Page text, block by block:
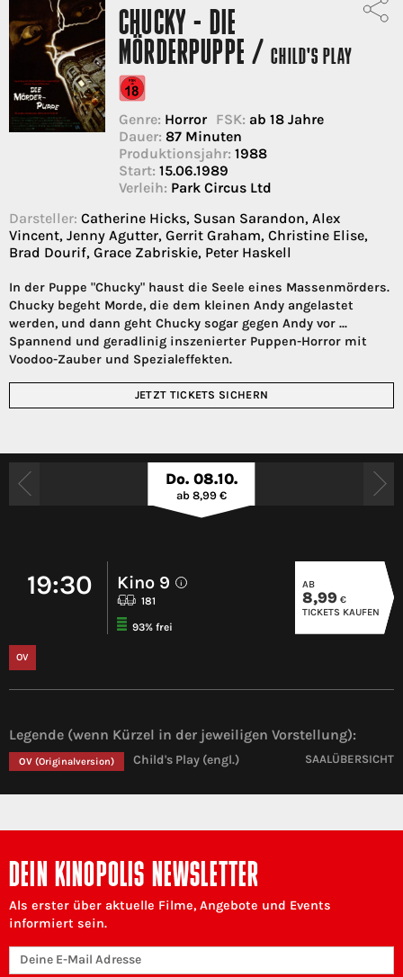
CHUCKY - DIE
MÖRDERPUPPE /CHILD'S PLAY
Genre: Horror FSK: ab 18 Jahre
Dauer: 87 Minuten
Produktionsjahr: 1988
Start: 15.06.1989
Verleih: Park Circus Ltd
Darsteller: Catherine Hicks, Susan Sarandon, Alex
Vincent, Jenny Agutter, Gerrit Graham, Christine Elise,
Brad Dourif, Grace Zabriskie, Peter Haskell
In der Puppe "Chucky" haust die Seele eines Massenmörders.
Chucky begeht Morde, die dem kleinen Andy angelastet
werden, und dann geht Chucky sogar gegen Andy vor ...
Spannend und geradlinig inszenierter Puppen-Horror mit
Voodoo-Zauber und Spezialeffekten.
JETZT TICKETS SICHERN
Do. 08.10.
ab 8,99 €
19:30 Kino 9 i
181
93% frei
OV
AB
8,99 €
TICKETS KAUFEN
Legende (wenn Kürzel in der jeweiligen Vorstellung):
OV (Originalversion) Child's Play (engl.) SAALÜBERSICHT
DEIN KINOPOLIS NEWSLETTER
Als erster über aktuelle Filme, Angebote und Events
informiert sein.